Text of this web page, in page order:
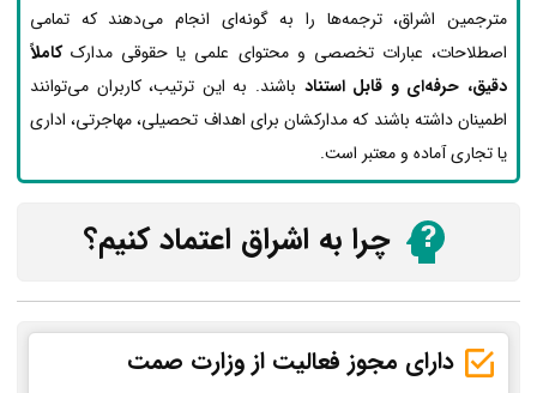
مترجمین اشراق، ترجمه‌ها را به گونه‌ای انجام می‌دهند که تمامی
اصطلاحات، عبارات تخصصی و محتوای علمی یا حقوقی مدارککاملاً
دقیق، حرفه‌ای و قابل استناد باشند. به این ترتیب، کاربران می‌توانند
اطمینان داشته باشند که مدارکشان برای اهداف تحصیلی، مهاجرتی، اداری
یا تجاری آماده و معتبر است.
چرا به اشراق اعتماد کنیم؟
دارای مجوز فعالیت از وزارت صمت